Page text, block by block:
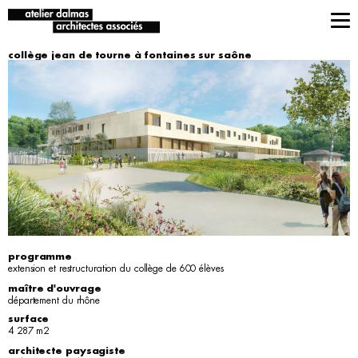
collège jean de tourne à fontaines sur saône
programme
extension et restructuration du collège de 600 élèves
maître d'ouvrage
département du rhône
surface
4 287 m2
architecte paysagiste